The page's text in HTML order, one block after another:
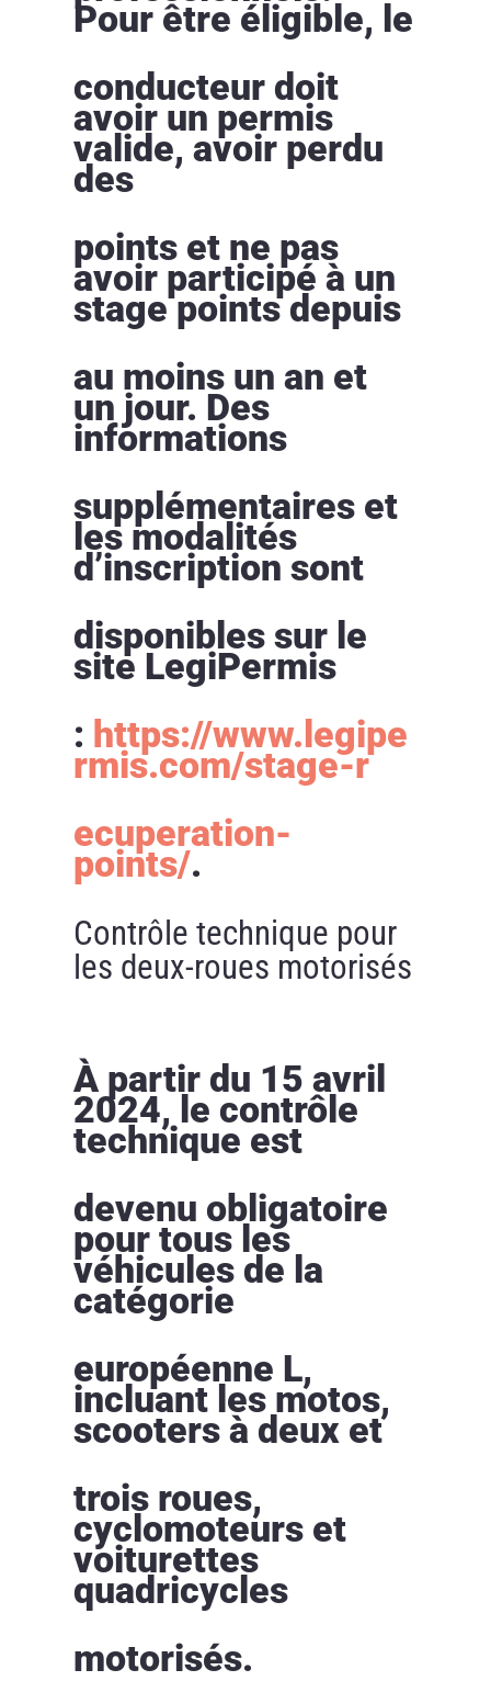
Pour être éligible, le
conducteur doit
avoir un permis
valide, avoir perdu
des
points et ne pas
avoir participé à un
stage points depuis
au moins un an et
un jour. Des
informations
supplémentaires et
les modalités
d’inscription sont
disponibles sur le
site LegiPermis
: https://www.legipe
rmis.com/stage-r
ecuperation-
points/.
Contrôle technique pour
les deux-roues motorisés
À partir du 15 avril
2024, le contrôle
technique est
devenu obligatoire
pour tous les
véhicules de la
catégorie
européenne L,
incluant les motos,
scooters à deux et
trois roues,
cyclomoteurs et
voiturettes
quadricycles
motorisés.